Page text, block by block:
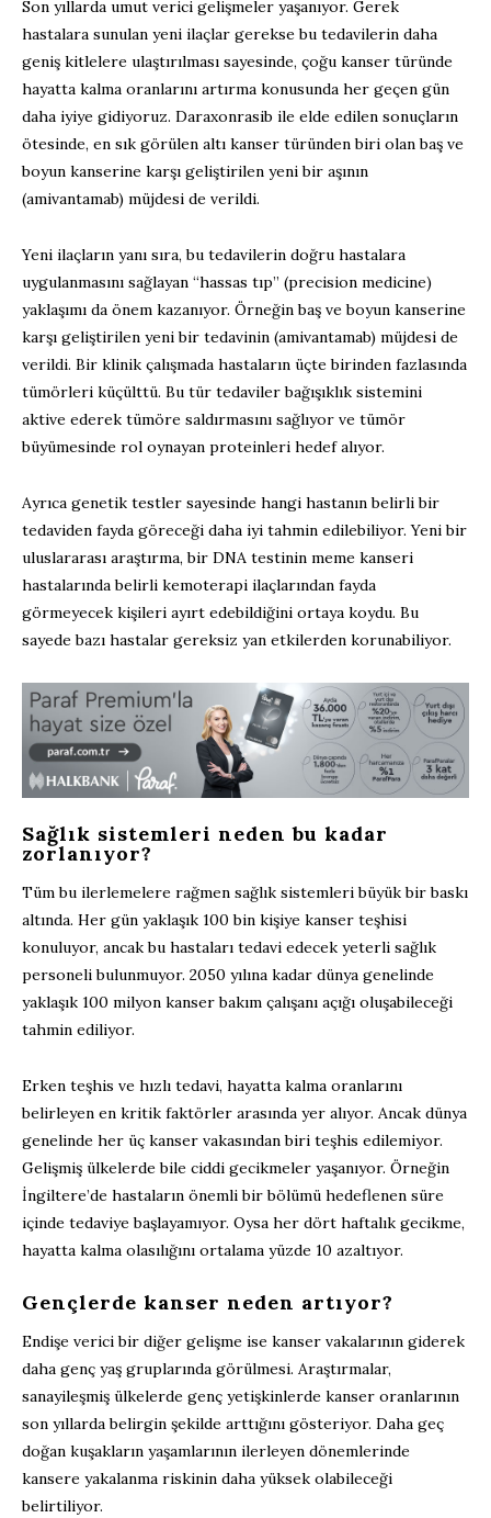
Son yıllarda umut verici gelişmeler yaşanıyor. Gerek
hastalara sunulan yeni ilaçlar gerekse bu tedavilerin daha
geniş kitlelere ulaştırılması sayesinde, çoğu kanser türünde
hayatta kalma oranlarını artırma konusunda her geçen gün
daha iyiye gidiyoruz. Daraxonrasib ile elde edilen sonuçların
ötesinde, en sık görülen altı kanser türünden biri olan baş ve
boyun kanserine karşı geliştirilen yeni bir aşının
(amivantamab) müjdesi de verildi.
Yeni ilaçların yanı sıra, bu tedavilerin doğru hastalara
uygulanmasını sağlayan “hassas tıp” (precision medicine)
yaklaşımı da önem kazanıyor. Örneğin baş ve boyun kanserine
karşı geliştirilen yeni bir tedavinin (amivantamab) müjdesi de
verildi. Bir klinik çalışmada hastaların üçte birinden fazlasında
tümörleri küçülttü. Bu tür tedaviler bağışıklık sistemini
aktive ederek tümöre saldırmasını sağlıyor ve tümör
büyümesinde rol oynayan proteinleri hedef alıyor.
Ayrıca genetik testler sayesinde hangi hastanın belirli bir
tedaviden fayda göreceği daha iyi tahmin edilebiliyor. Yeni bir
uluslararası araştırma, bir DNA testinin meme kanseri
hastalarında belirli kemoterapi ilaçlarından fayda
görmeyecek kişileri ayırt edebildiğini ortaya koydu. Bu
sayede bazı hastalar gereksiz yan etkilerden korunabiliyor.
Sağlık sistemleri neden bu kadar
zorlanıyor?
Tüm bu ilerlemelere rağmen sağlık sistemleri büyük bir baskı
altında. Her gün yaklaşık 100 bin kişiye kanser teşhisi
konuluyor, ancak bu hastaları tedavi edecek yeterli sağlık
personeli bulunmuyor. 2050 yılına kadar dünya genelinde
yaklaşık 100 milyon kanser bakım çalışanı açığı oluşabileceği
tahmin ediliyor.
Erken teşhis ve hızlı tedavi, hayatta kalma oranlarını
belirleyen en kritik faktörler arasında yer alıyor. Ancak dünya
genelinde her üç kanser vakasından biri teşhis edilemiyor.
Gelişmiş ülkelerde bile ciddi gecikmeler yaşanıyor. Örneğin
İngiltere’de hastaların önemli bir bölümü hedeflenen süre
içinde tedaviye başlayamıyor. Oysa her dört haftalık gecikme,
hayatta kalma olasılığını ortalama yüzde 10 azaltıyor.
Gençlerde kanser neden artıyor?
Endişe verici bir diğer gelişme ise kanser vakalarının giderek
daha genç yaş gruplarında görülmesi. Araştırmalar,
sanayileşmiş ülkelerde genç yetişkinlerde kanser oranlarının
son yıllarda belirgin şekilde arttığını gösteriyor. Daha geç
doğan kuşakların yaşamlarının ilerleyen dönemlerinde
kansere yakalanma riskinin daha yüksek olabileceği
belirtiliyor.